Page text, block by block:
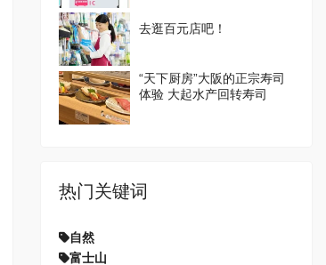
去逛百元店吧！
“天下厨房”大阪的正宗寿司
体验 大起水产回转寿司
热门关键词
自然
富士山